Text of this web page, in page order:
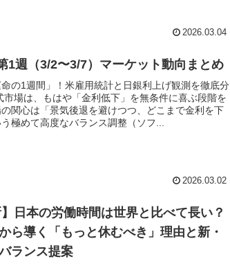
2026.03.04
1週（3/2〜3/7）マーケット動向まとめ
の1週間」！米雇用統計と日銀利上げ観測を徹底分
場は、もはや「金利低下」を無条件に喜ぶ段階を
関心は「景気後退を避けつつ、どこまで金利を下
極めて高度なバランス調整（ソフ...
2026.03.02
】日本の労働時間は世界と比べて長い？
ら導く「もっと休むべき」理由と新・
ランス提案